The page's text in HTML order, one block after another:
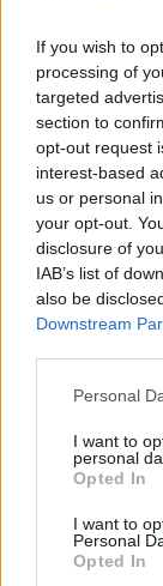
If you wish to
processing of
targeted
section to
opt-out request
interest-based
us or personal
your opt-out.
disclosure of
IAB’s list of
also be
Downstream
Personal
I want to
personal
Opted In
I want to
Personal
Opted In